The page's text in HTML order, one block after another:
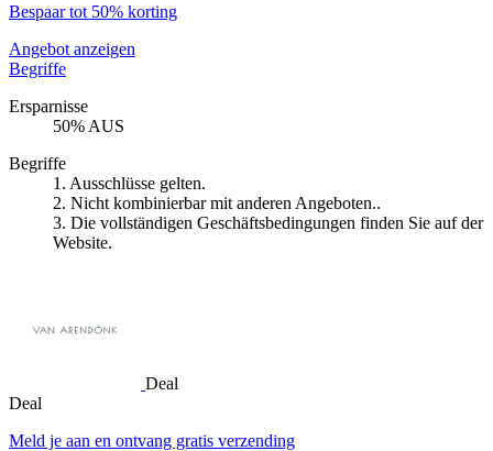
Bespaar tot 50% korting
Angebot anzeigen
Begriffe
Ersparnisse
50% AUS
Begriffe
1. Ausschlüsse gelten.
2. Nicht kombinierbar mit anderen Angeboten..
3. Die vollständigen Geschäftsbedingungen finden Sie auf der
Website.
Deal
Deal
Meld je aan en ontvang gratis verzending